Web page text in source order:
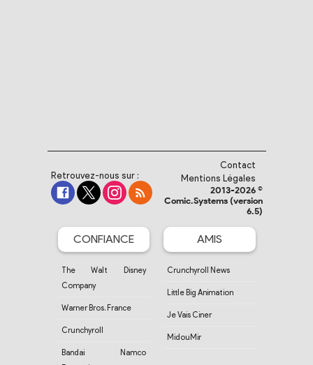
Retrouvez-nous sur :
Contact
Mentions Légales
2013-2026 ©
Comic.Systems (version
6.5)
CONFIANCE
The Walt Disney
Company
Warner Bros. France
Crunchyroll
Bandai Namco
AMIS
Crunchyroll News
Little Big Animation
Je Vais Ciner
MidouMir